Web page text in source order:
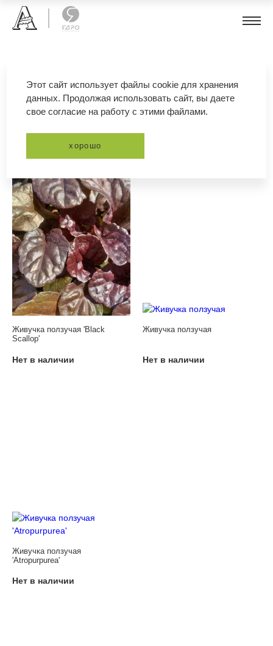
живучка
Живучка ползучая 'Black
Scallop'
Нет в наличии
Живучка ползучая
Нет в наличии
Живучка ползучая
'Atropurpurea'
Нет в наличии
Этот сайт использует файлы cookie для хранения
данных. Продолжая использовать сайт, вы даете
свое согласие на работу с этими файлами.
хорошо